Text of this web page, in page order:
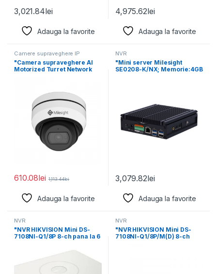
3,021.84lei
Adauga la favorite
4,975.62lei
Adauga la favorite
Camere supraveghere IP
"Camera supraveghere AI
Motorized Turret Network
610.08lei 1,113.44lei
Adauga la favorite
NVR
"Mini server Milesight
SE0208-K/NX; Memorie:4GB
3,079.82lei
Adauga la favorite
NVR
"NVR HIKVISION Mini DS-
7108NI-Q1/8P 8-ch pana la 6
NVR
"NVR HIKVISION Mini DS-
7108NI-Q1/8P/M(D) 8-ch